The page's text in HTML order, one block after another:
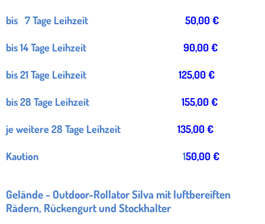
bis 7 Tage Leihzeit 50,00 €
bis 14 Tage Leihzeit 90,00 €
bis 21 Tage Leihzeit 125,00 €
bis 28 Tage Leihzeit 155,00 €
je weitere 28 Tage Leihzeit 135,00 €
Kaution 150,00 €
Gelände - Outdoor-Rollator Silva mit luftbereiften
Rädern, Rückengurt und Stockhalter